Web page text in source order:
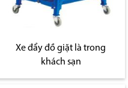
Xe đẩy đồ giặt là trong
khách sạn